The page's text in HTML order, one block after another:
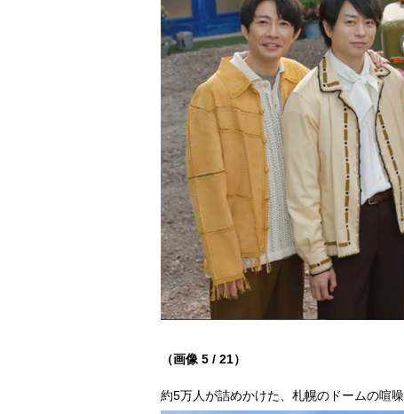
（画像 5 / 21）
約5万人が詰めかけた、札幌のドームの喧噪